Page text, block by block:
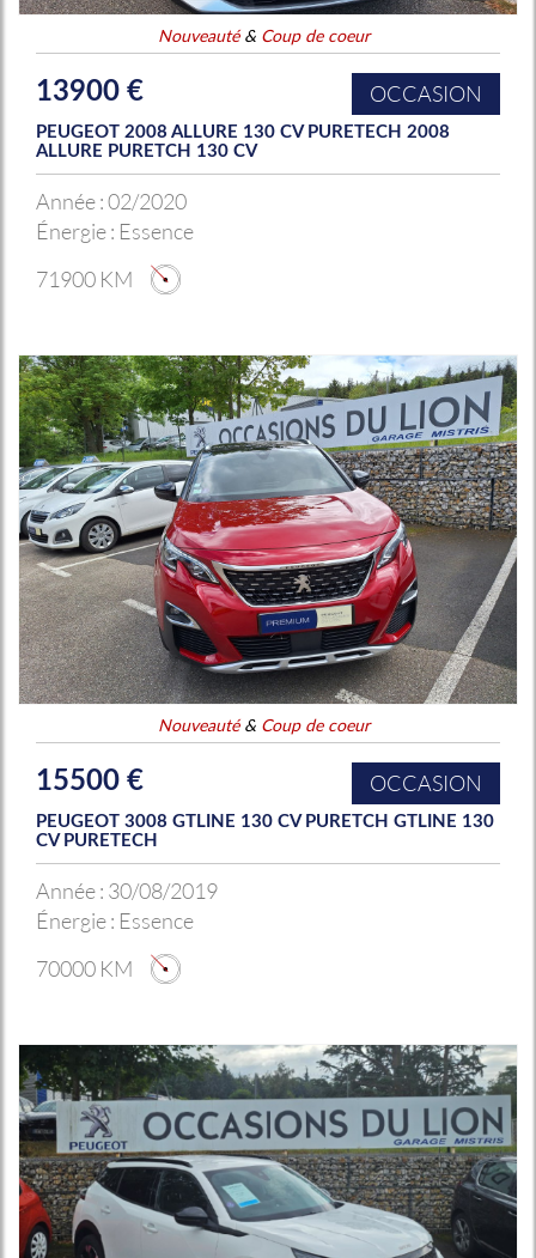
Nouveauté& Coup de coeur
13900 € OCCASION
PEUGEOT 2008 ALLURE 130 CV PURETECH 2008
ALLURE PURETCH 130 CV
Année :02/2020
Énergie : Essence
71900 KM
Nouveauté& Coup de coeur
15500 € OCCASION
PEUGEOT 3008 GTLINE 130 CV PURETCH GTLINE 130
CV PURETECH
Année : 30/08/2019
Énergie : Essence
70000 KM